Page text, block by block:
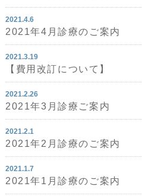
2021.4.6
2021年4月診療のご案内
2021.3.19
【費用改訂について】
2021.2.26
2021年3月診療ご案内
2021.2.1
2021年2月診療のご案内
2021.1.7
2021年1月診療のご案内